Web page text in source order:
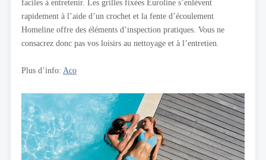
faciles à entretenir. Les grilles fixées Euroline s’enlèvent
rapidement à l’aide d’un crochet et la fente d’écoulement
Homeline offre des éléments d’inspection pratiques. Vous ne
consacrez donc pas vos loisirs au nettoyage et à l’entretien.
Plus d’info: Aco